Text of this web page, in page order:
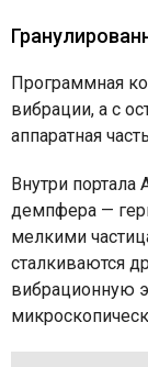
Программная
вибрации, а с
аппаратная
Внутри
демпфера —
мелкими
сталкиваются
вибрационную